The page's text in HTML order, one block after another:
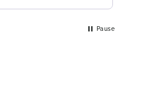
Pause